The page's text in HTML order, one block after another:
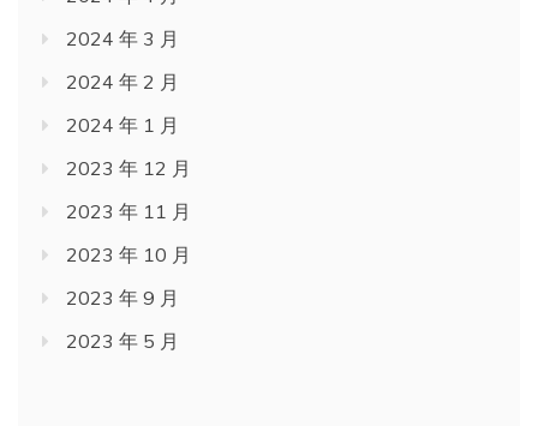
2024 年 3 月
2024 年 2 月
2024 年 1 月
2023 年 12 月
2023 年 11 月
2023 年 10 月
2023 年 9 月
2023 年 5 月